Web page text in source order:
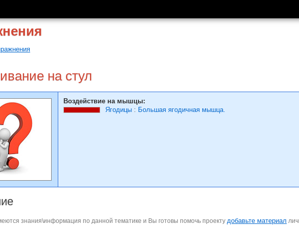
на стул
Воздействие на мышцы:
Ягодицы : Большая ягодичная мышца.
знания\информация по данной тематике и Вы готовы помочь проекту добавьте материал